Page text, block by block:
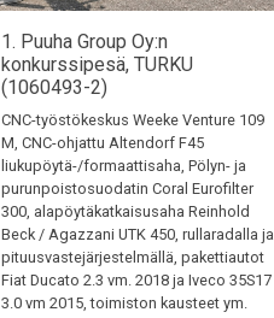
1. Puuha Group Oy:n
konkurssipesä, TURKU
(1060493-2)
CNC-työstökeskus Weeke Venture 109
M, CNC-ohjattu Altendorf F45
liukupöytä-/formaattisaha, Pölyn- ja
purunpoistosuodatin Coral Eurofilter
300, alapöytäkatkaisusaha Reinhold
Beck / Agazzani UTK 450, rullaradalla ja
pituusvastejärjestelmällä, pakettiautot
Fiat Ducato 2.3 vm. 2018 ja Iveco 35S17
3.0 vm 2015, toimiston kausteet ym.